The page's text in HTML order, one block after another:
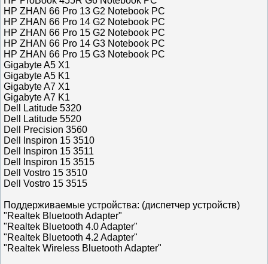
HP ZHAN 66 Pro 13 G2 Notebook PC
HP ZHAN 66 Pro 14 G2 Notebook PC
HP ZHAN 66 Pro 15 G2 Notebook PC
HP ZHAN 66 Pro 14 G3 Notebook PC
HP ZHAN 66 Pro 15 G3 Notebook PC
Gigabyte A5 X1
Gigabyte A5 K1
Gigabyte A7 X1
Gigabyte A7 K1
Dell Latitude 5320
Dell Latitude 5520
Dell Precision 3560
Dell Inspiron 15 3510
Dell Inspiron 15 3511
Dell Inspiron 15 3515
Dell Vostro 15 3510
Dell Vostro 15 3515
Поддерживаемые устройства: (диспетчер устройств)
"Realtek Bluetooth Adapter"
"Realtek Bluetooth 4.0 Adapter"
"Realtek Bluetooth 4.2 Adapter"
"Realtek Wireless Bluetooth Adapter"